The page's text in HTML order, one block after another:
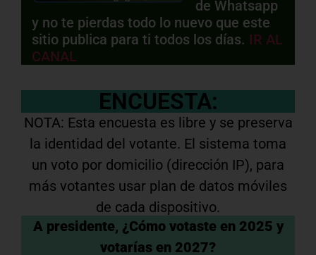
de Whatsapp
y no te pierdas todo lo nuevo que este
sitio publica para ti todos los días. IR AL
CANAL
ENCUESTA:
A presidente, ¿Cómo votaste en 2025 y
votarías en 2027?
NOTA: Esta encuesta es libre y se preserva
la identidad del votante. El sistema toma
un voto por domicilio (dirección IP), para
más votantes usar plan de datos móviles
de cada dispositivo.